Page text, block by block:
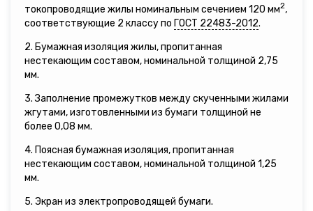
токопроводящие жилы номинальным сечением 120 мм2,
соответствующие 2 классу по ГОСТ 22483-2012.
2. Бумажная изоляция жилы, пропитанная
нестекающим составом, номинальной толщиной 2,75
мм.
3. Заполнение промежутков между скученными жилами
жгутами, изготовленными из бумаги толщиной не
более 0,08 мм.
4. Поясная бумажная изоляция, пропитанная
нестекающим составом, номинальной толщиной 1,25
мм.
5. Экран из электропроводящей бумаги.